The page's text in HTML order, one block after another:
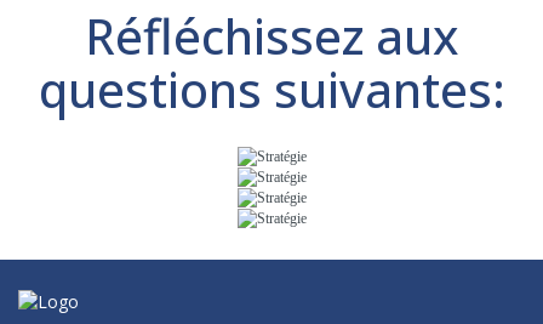
Réfléchissez aux
questions suivantes: